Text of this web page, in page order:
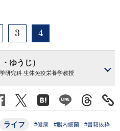
3 4
ゆうじ）
研究科 生体免疫栄養学教授
ライフ #健康 #腸内細菌 #書籍抜粋